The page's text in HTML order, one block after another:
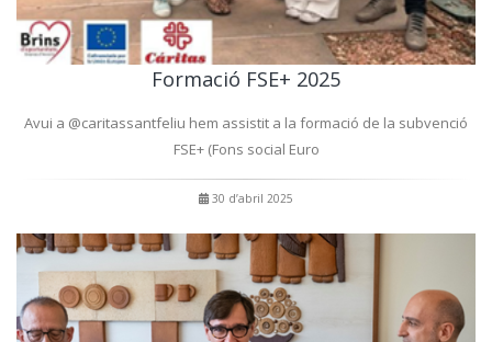
Formació FSE+ 2025
Avui a @caritassantfeliu hem assistit a la formació de la subvenció
FSE+ (Fons social Euro
30 d’abril 2025